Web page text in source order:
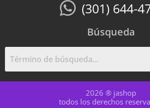
(301) 644-
Búsqueda
2026 ® jashop
todos los derechos